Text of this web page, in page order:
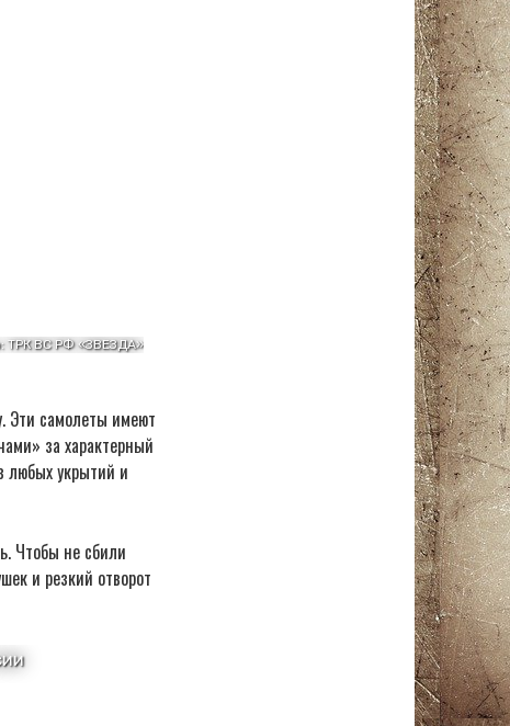
Эти самолеты имеют
за характерный
любых укрытий и
Чтобы не сбили
и резкий отворот